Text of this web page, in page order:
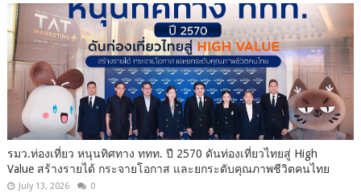
รมว.ท่องเที่ยว หนุนทิศทาง ททท. ปี 2570 ดันท่องเที่ยวไทยสู่ High
Value สร้างรายได้ กระจายโอกาส และยกระดับคุณภาพชีวิตคนไทย
July 13, 2026 0